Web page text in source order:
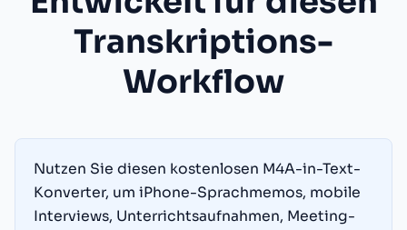
Transkriptions-
Workflow
Nutzen Sie diesen kostenlosen M4A-in-Text-
Konverter, um iPhone-Sprachmemos, mobile
Interviews, Unterrichtsaufnahmen, Meeting-